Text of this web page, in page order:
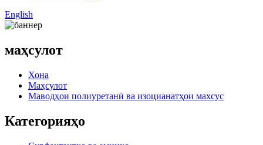
English
маҳсулот
Хона
Маҳсулот
Маводҳои полиуретанӣ ва изоцианатҳои махсус
Категорияҳо